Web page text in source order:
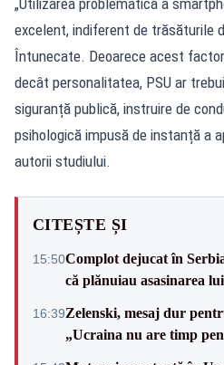
excelent, indiferent de trăsăturile
Întunecate. Deoarece acest
decât personalitatea, PSU ar
siguranță publică, instruire de
psihologică impusă de instanță a
autorii studiului.
CITEȘTE ȘI
15:50Complot dejucat în
că plănuiau asasinarea
16:39Zelenski, mesaj dur
„Ucraina nu are timp